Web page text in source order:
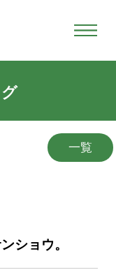
一覧
ショウ。